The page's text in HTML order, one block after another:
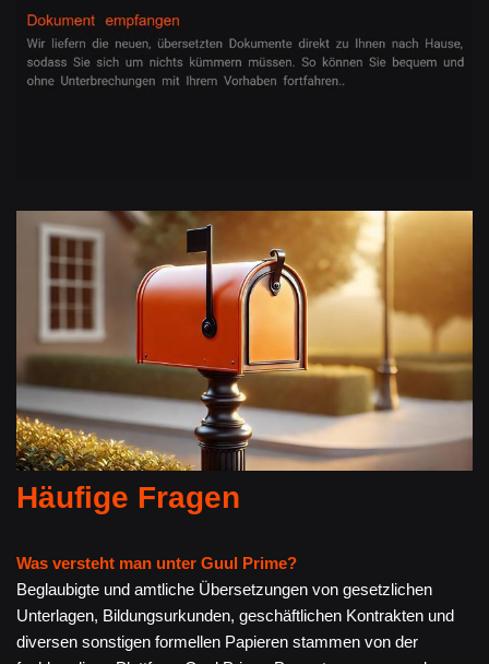
Häufige Fragen
Was versteht man unter Guul Prime?
Beglaubigte und amtliche Übersetzungen von gesetzlichen
Unterlagen, Bildungsurkunden, geschäftlichen Kontrakten und
diversen sonstigen formellen Papieren stammen von der